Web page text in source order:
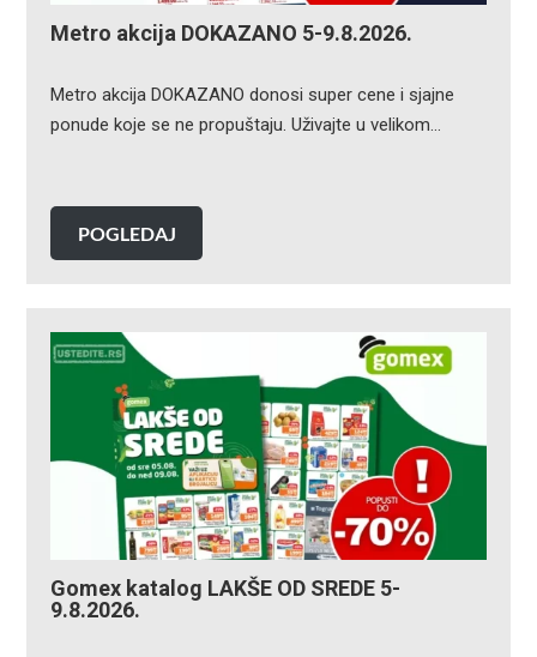
Metro akcija DOKAZANO 5-9.8.2026.
Metro akcija DOKAZANO donosi super cene i sjajne
ponude koje se ne propuštaju. Uživajte u velikom…
POGLEDAJ
Gomex katalog LAKŠE OD SREDE 5-
9.8.2026.